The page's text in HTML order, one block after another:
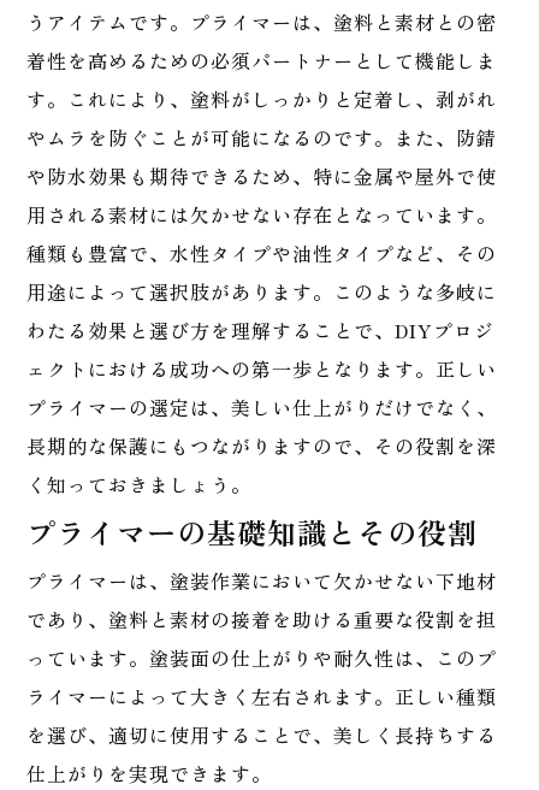
うアイテムです。プライマーは、塗料と素材との密
着性を高めるための必須パートナーとして機能しま
す。これにより、塗料がしっかりと定着し、剥がれ
やムラを防ぐことが可能になるのです。また、防錆
や防水効果も期待できるため、特に金属や屋外で使
用される素材には欠かせない存在となっています。
種類も豊富で、水性タイプや油性タイプなど、その
用途によって選択肢があります。このような多岐に
わたる効果と選び方を理解することで、DIYプロジ
ェクトにおける成功への第一歩となります。正しい
プライマーの選定は、美しい仕上がりだけでなく、
長期的な保護にもつながりますので、その役割を深
く知っておきましょう。
プライマーの基礎知識とその役割
プライマーは、塗装作業において欠かせない下地材
であり、塗料と素材の接着を助ける重要な役割を担
っています。塗装面の仕上がりや耐久性は、このプ
ライマーによって大きく左右されます。正しい種類
を選び、適切に使用することで、美しく長持ちする
仕上がりを実現できます。